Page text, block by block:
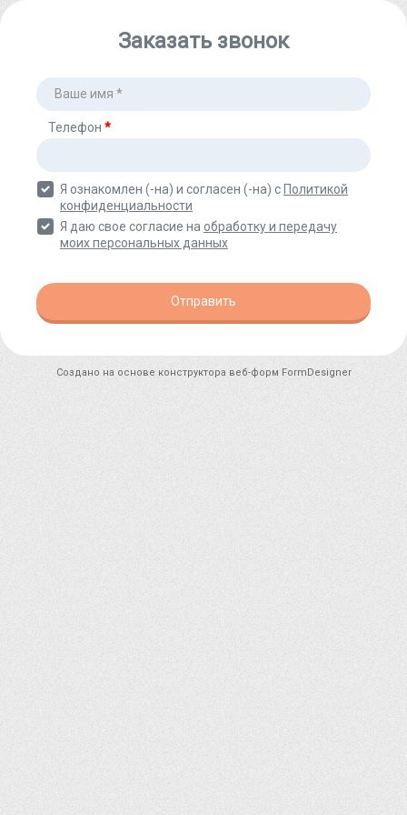
Заказать звонок
Телефон *
Я ознакомлен (-на) и согласен (-на) с Политикой
конфиденциальности
Я даю свое согласие на обработку и передачу
моих персональных данных
Отправить
Создано на основе конструктора веб-форм FormDesigner